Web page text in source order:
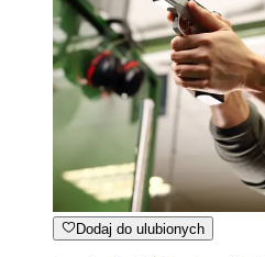
Dodaj do ulubionych